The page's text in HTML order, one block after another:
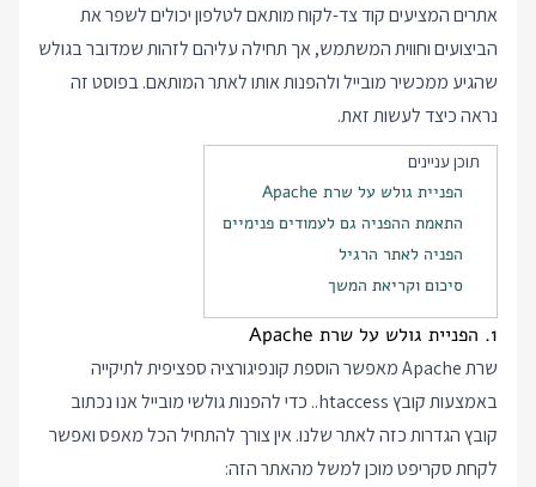
אתרים המציעים קוד צד-לקוח מותאם לטלפון יכולים לשפר את
הביצועים וחווית המשתמש, אך תחילה עליהם לזהות שמדובר בגולש
שהגיע ממכשיר מובייל ולהפנות אותו לאתר המותאם. בפוסט זה
נראה כיצד לעשות זאת.
תוכן עניינים
הפניית גולש על שרת Apache
התאמת ההפניה גם לעמודים פנימיים
הפניה לאתר הרגיל
סיכום וקריאת המשך
1. הפניית גולש על שרת Apache
שרת Apache מאפשר הוספת קונפיגורציה ספציפית לתיקייה
באמצעות קובץ .htaccess. כדי להפנות גולשי מובייל אנו נכתוב
קובץ הגדרות כזה לאתר שלנו. אין צורך להתחיל הכל מאפס ואפשר
לקחת סקריפט מוכן למשל מהאתר הזה: